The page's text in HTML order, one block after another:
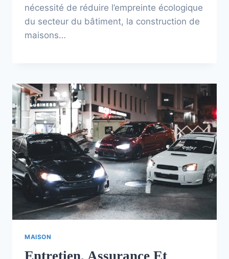
nécessité de réduire l’empreinte écologique
du secteur du bâtiment, la construction de
maisons…
MAISON
Entretien, Assurance Et